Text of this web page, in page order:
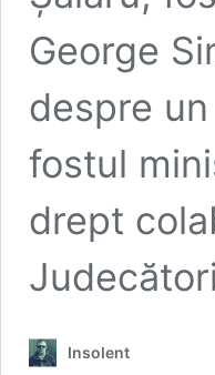
George
despre
fostul
drept
Insolent